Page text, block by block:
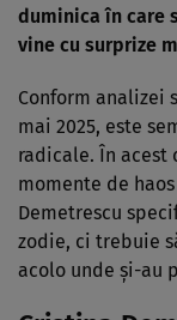
duminica în care
vine cu surprize
Conform analizei
mai 2025, este
radicale. În
momente de
Demetrescu
zodie, ci trebuie
acolo unde și-au